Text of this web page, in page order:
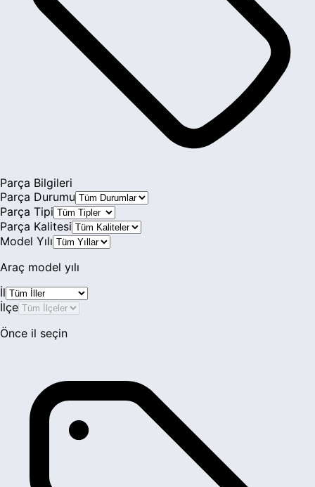
Mekanik
Şanzıman & Vites
Parça Bilgileri
Parça Durumu
Parça Tipi
Parça Kalitesi
Model Yılı
Araç model yılı
İl
İlçe
Önce il seçin